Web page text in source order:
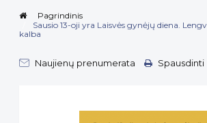
Pagrindinis
Sausio 13-oji yra Laisvės gynėjų diena.
kalba
Naujienų prenumerata Spausdinti